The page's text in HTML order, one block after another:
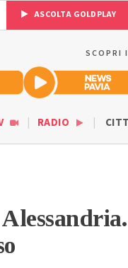
ASCOLTA GOLDPLAY
SCOPRI
RADIO